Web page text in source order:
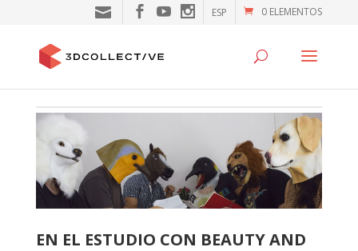
0 ELEMENTOS
ESP
EN EL ESTUDIO CON BEAUTY AND